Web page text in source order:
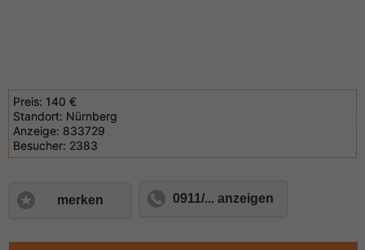
Preis: 140 €
Standort: Nürnberg
Anzeige: 833729
Besucher: 2383
merken 0911/... anzeigen